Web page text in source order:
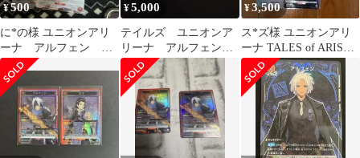
¥500
に*の様 ユニオンアリ
ーナ アルフェン シ
オン sr 4枚 テイルズ
オブアライズ
¥5,000
テイルズ ユニオンア
リーナ アルフェン
SR 2枚 匿名配送
¥3,500
ス*ズ様 ユニオンアリ
ーナ TALES of ARISE
SR PR 5枚まとめ